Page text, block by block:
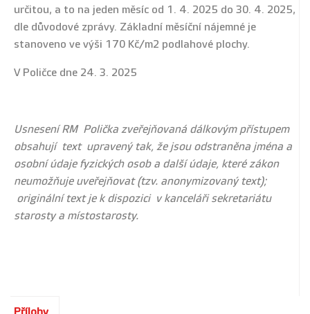
určitou, a to na jeden měsíc od 1. 4. 2025 do 30. 4. 2025,
dle důvodové zprávy. Základní měsíční nájemné je
stanoveno ve výši 170 Kč/m2 podlahové plochy.
V Poličce dne 24. 3. 2025
Usnesení RM Polička zveřejňovaná dálkovým přístupem
obsahují text upravený tak, že jsou odstraněna jména a
osobní údaje fyzických osob a další údaje, které zákon
neumožňuje uveřejňovat (tzv. anonymizovaný text);
originální text je k dispozici v kanceláři sekretariátu
starosty a místostarosty.